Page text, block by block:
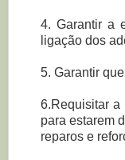
4. Garantir a
ligação dos
5. Garantir
6.Requisitar a
para estarem
reparos e